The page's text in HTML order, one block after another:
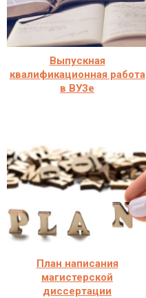
Выпускная
квалификационная работа
в ВУЗе
План написания
магистерской
диссертации